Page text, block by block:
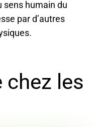
sens humain du
par d’autres
chez les